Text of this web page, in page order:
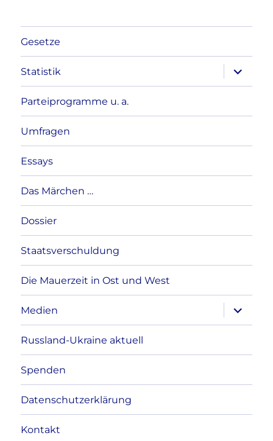
Gesetze
Statistik
anzeigen
Parteiprogramme u. a.
Umfragen
Essays
Das Märchen …
Dossier
Staatsverschuldung
Die Mauerzeit in Ost und West
Medien
anzeigen
Russland-Ukraine aktuell
Spenden
Datenschutzerklärung
Kontakt